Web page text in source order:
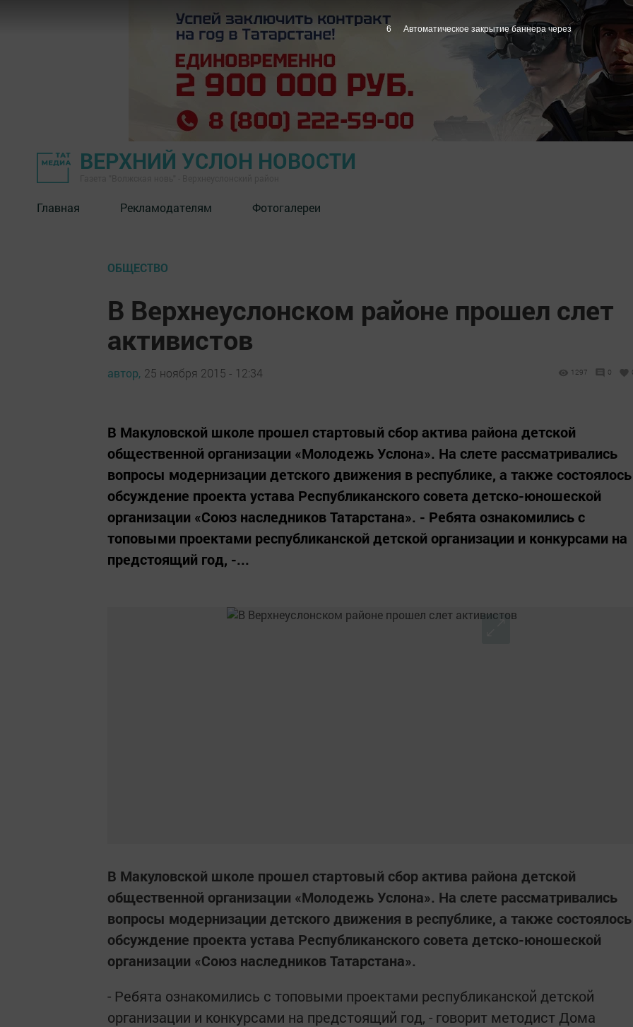
ВЕРХНИЙ УСЛОН НОВОСТИ
Главная Рекламодателям Фотогалереи
ОБЩЕСТВО
В Верхнеуслонском районе прошел слет
активистов
автор, 25 ноября 2015 - 12:34 1297 0
В Макуловской школе прошел стартовый сбор актива района детской
общественной организации «Молодежь Услона». На слете рассматривались
вопросы модернизации детского движения в республике, а также состоялось
обсуждение проекта устава Республиканского совета детско-юношеской
организации «Союз наследников Татарстана». - Ребята ознакомились с
топовыми проектами республиканской детской организации и конкурсами на
предстоящий год, -...
В Макуловской школе прошел стартовый сбор актива района детской
общественной организации «Молодежь Услона». На слете рассматривались
вопросы модернизации детского движения в республике, а также состоялось
обсуждение проекта устава Республиканского совета детско-юношеской
организации «Союз наследников Татарстана».
- Ребята ознакомились с топовыми проектами республиканской детской
организации и конкурсами на предстоящий год, - говорит методист Дома
5 Автоматическое закрытие баннера через